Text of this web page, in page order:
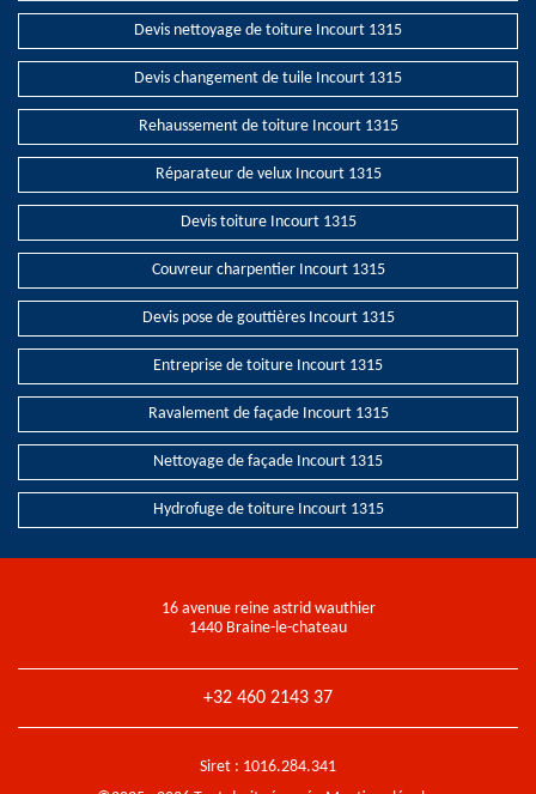
Devis nettoyage de toiture Incourt 1315
Devis changement de tuile Incourt 1315
Rehaussement de toiture Incourt 1315
Réparateur de velux Incourt 1315
Devis toiture Incourt 1315
Couvreur charpentier Incourt 1315
Devis pose de gouttières Incourt 1315
Entreprise de toiture Incourt 1315
Ravalement de façade Incourt 1315
Nettoyage de façade Incourt 1315
Hydrofuge de toiture Incourt 1315
16 avenue reine astrid wauthier
1440 Braine-le-chateau
+32 460 2143 37
Siret : 1016.284.341